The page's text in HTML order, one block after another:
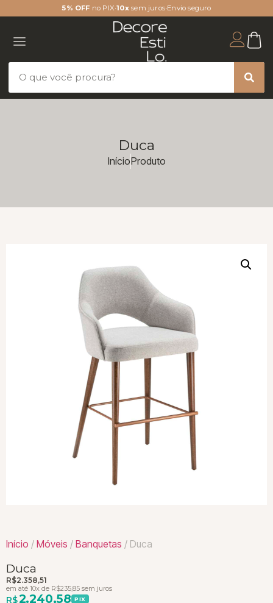
5% OFF no PIX•10xsem juros•Envio seguro
Duca
InícioProduto
Início / Móveis / Banquetas / Duca
Duca
R$2.358,51
em até 10x de R$235,85 sem juros
R$2.240,58 PIX